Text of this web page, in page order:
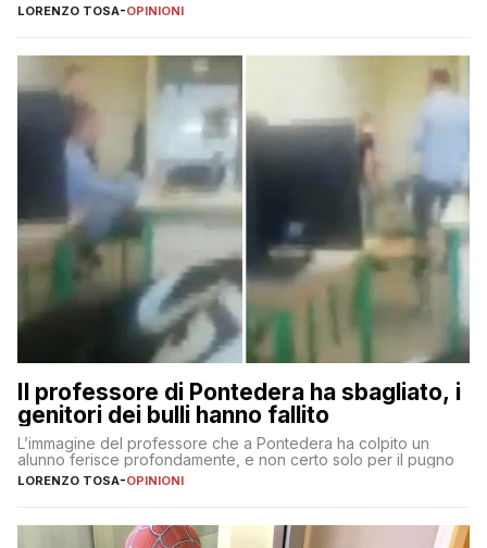
LORENZO TOSA-OPINIONI
Il professore di Pontedera ha sbagliato, i
genitori dei bulli hanno fallito
L’immagine del professore che a Pontedera ha colpito un
alunno ferisce profondamente, e non certo solo per il pugno
LORENZO TOSA-OPINIONI